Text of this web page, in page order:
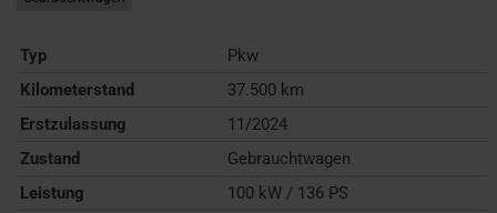
Typ
Pkw
Kilometerstand
37.500 km
Erstzulassung
11/2024
Zustand
Gebrauchtwagen
Leistung
100 kW / 136 PS